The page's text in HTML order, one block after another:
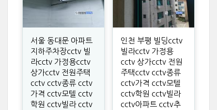
서울 동대문 아파트
지하주차장cctv 빌
라cctv 가정용cctv
상가cctv 전원주택
cctv cctv종류 cctv
가격 cctv모텔 cctv
학원 cctv빌라 cctv
인천 부평 빌딩cctv
빌라cctv 가정용
cctv 상가cctv 전원
주택cctv cctv종류
cctv가격 cctv모텔
cctv학원 cctv빌라
cctv아파트 cctv추